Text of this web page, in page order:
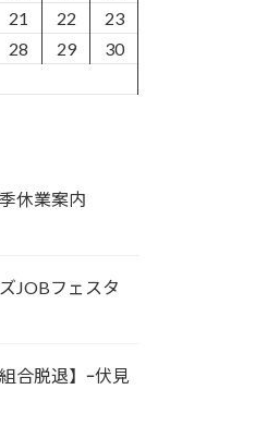
21 22
23
28 29
30
休業案内
JOBフェスタ
合脱退】ｰ伏見